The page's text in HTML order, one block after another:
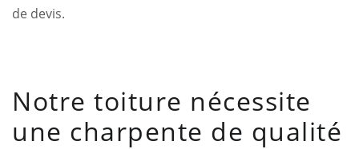
de devis.
Notre toiture nécessite
une charpente de qualité